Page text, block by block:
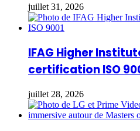
juillet 31, 2026
IFAG Higher
certification ISO
juillet 28, 2026